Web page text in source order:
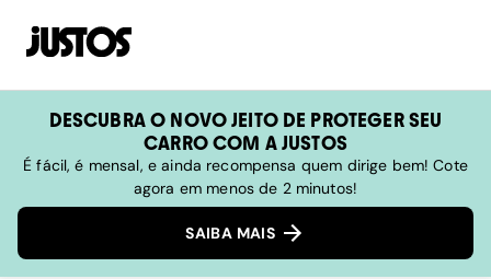
DESCUBRA O NOVO JEITO DE PROTEGER SEU
CARRO COM A JUSTOS
É fácil, é mensal, e ainda recompensa quem dirige bem! Cote
agora em menos de 2 minutos!
SAIBA MAIS